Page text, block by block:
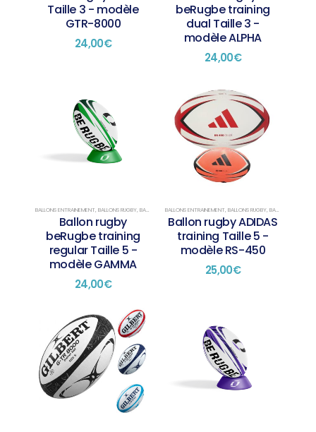
Taille 3 - modèle
GTR-8000
24,00€
beRugbe training
dual Taille 3 -
modèle ALPHA
24,00€
BALLONS ENTRAINEMENT, BALLONS RUGBY, BALLONS TAILLE 5
Ballon rugby
beRugbe training
regular Taille 5 -
modèle GAMMA
24,00€
BALLONS ENTRAINEMENT, BALLONS RUGBY, BALLONS TAILLE 5
Ballon rugby ADIDAS
training Taille 5 -
modèle RS-450
25,00€